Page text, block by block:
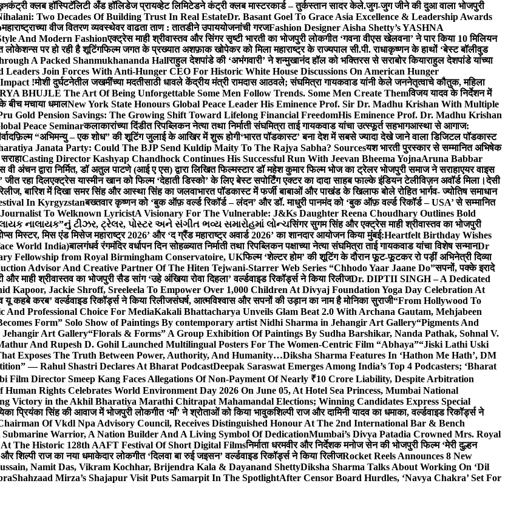
कंट्री क्लब हॉस्पिटॅलिटी अँड हॉलिडेज प्रायव्हेट लिमिटेडने कंट्री क्लब मास्टरकार्ड – तुर्कस्तान सादर केले.जुग-जुग जीने की दुआ वाला भोजपुरी
Two Decades Of Building Trust In Real EstateDr. Basant Goel To Grace Asia Excellence & Leadership Awards
महाराष्ट्राच्या वीज वितरण व्यवस्थेवर वाढता ताण : तातडीने उपाययोजनांची गरजFashion Designer Aisha Shetty’s YASHNA
And Modern Fashionएक्ट्रेस माही श्रीवास्तव और सिंगर सृष्टी भारती का भोजपुरी लोकगीत ‘गवना वीएस खेलवना’ ने पार किया 10 मिलियन
लोकेशन्स पर हो रही है शूटिंगफिल्म जगत के प्रख्यात अशफ़ाक खोपेकर को मिला महाराष्ट्र के राज्यपाल सी.पी. राधाकृष्णन के हाथों ‘बेस्ट बॉलीवुड
A Packed Shanmukhananda Hallराहुल देशपांडे की ‘अभंगवारी’ ने शन्मुखानंद हॉल को भक्तिरस से सराबोर कियाराहुल देशपांडे यांच्या
Leaders Join Forces With Anti-Hunger CEO For Historic White House Discussions On American Hunger
!मोशी दुर्घटनेतील जखमींच्या मदतीसाठी धावले केंद्रीय मंत्री रामदास आठवले; संघमित्रा गायकवाड यांनी केले जननेतृत्वाचे कौतुक, महिला
BHUJLE The Art Of Being Unforgettable Some Men Follow Trends. Some Men Create Themविजय यादव के निर्देशन में
बीच मचाया धमालNew York State Honours Global Peace Leader His Eminence Prof. Sir Dr. Madhu Krishan With Multiple
Gold Pension Savings: The Growing Shift Toward Lifelong Financial FreedomHis Eminence Prof. Dr. Madhu Krishan
Peace Seminarकलाकारांच्या दिंडीत रिपब्लिकन नेत्या तथा निर्माती संघमित्रा ताई गायकवाड यांचा उत्स्फूर्त सहभागआस्था से आगाज:
फ़िल्म “अभिमन्यु – एक शोध” की शूटिंग जुलाई के आखिर में शुरू होगी‘भारत पॉडकास्ट’ बना देश में सबसे ज्यादा देखे जाने वाला डिजिटल पॉडकास्ट
Janata Party: Could The BJP Send Kuldip Maity To The Rajya Sabha? Sourcesयश भारती पुरस्कार से सम्मानित अभिषेक
Casting Director Kashyap Chandhock Continues His Successful Run With Jeevan Bheema YojnaAruna Babbar
वी अंचन द्वारा निर्मित, डॉ अतुल पाटणे (आई ए एस) द्वारा लिखित फिल्मस्टार डॉ महेश कुमार फिल्म भोज का ट्रेलर भोजपुरी समाज ने सराहाएयर वाइस
जीत रहा दिलएक्ट्रेस यास्मीन खान को फिल्म ‘देहाती डिस्को’ के लिए बेस्ट सपोर्टिंग एक्टर का दादा साहब फाल्के इंडियन टेलीविज़न अवॉर्ड मिला।देसी
बारिश में दिखा समर सिंह और आस्था सिंह का जलवाभारत पॉडकास्ट में फर्जी बाबाओं और पाखंड के खिलाफ बोले रोहित भार्गव- ज्योतिष समाधान
In Kyrgyzstanबख्तवार कृष्णन को ‘बुक ऑफ़ वर्ल्ड रिकॉर्ड – लंदन’ और डॉ. माधुरी पानमंद को ‘बुक ऑफ़ वर्ल्ड रिकॉर्ड – USA’ से सम्मानित
To Welknown LyricistA Visionary For The Vulnerable: J&Ks Daughter Reena Choudhary Outlines Bold
નાલાયક”નું ટીઝર, ટ્રેલર, પોસ્ટર અને સંગીત ભવ્ય સમારોહમાં લોન્ચसिंगर सुगम सिंह और एक्ट्रेस माही श्रीवास्तव का भोजपुरी
मिस्टर, मिस एंड मिसेज महाराष्ट्र 2026’ और ‘द ग्रैंड महाराष्ट्र अवार्ड 2026’ का शानदार आयोजन किया मुंबई:Heartfelt Birthday Wishes
World India)बालगंधर्व रंगमंदिर वर्धापन दिन सोहळ्यात निर्माती तथा रिपब्लिकन पक्षाच्या नेत्या संघमित्रा ताई गायकवाड यांचा विशेष सन्मानDr
Fellowship from Royal Birmingham Conservatoire, UKफिल्म ‘शेल्टर होम’ की शूटिंग के दौरान फूट-फूटकर रो पड़ीं अभिनेत्री दिव्या
Advisor And Creative Partner Of The Hiten Tejwani-Starrer Web Series “Chhodo Yaar Jaane Do”सपनों, पक्के इरादे
और माही श्रीवास्तव का भोजपुरी सैड सांग ‘उहे अंखिया रोवा दिहला’ वर्ल्डवाइड रिकॉर्ड्स ने किया रिलीजDr. DIPTII SINGH – A Dedicated
Kapoor, Jackie Shroff, Sreeleela To Empower Over 1,000 Children At Divyaj Foundation Yoga Day Celebration At
यू कहबे करब’ वर्ल्डवाइड रिकॉर्ड्स ने किया रिलीजसंघर्ष, आत्मविश्वास और सपनों की उड़ान का नाम है मोनिका सुराजी“From Hollywood To
And Professional Choice For MediaKakali Bhattacharya Unveils Glam Beat 2.0 With Archana Gautam, Mehjabeen
Form” Solo Show of Paintings By contemporary artist Nidhi Sharma in Jehangir Art Gallery“Pigments And
Art Gallery“Florals & Forms” A Group Exhibition Of Paintings By Sudha Barshikar, Nanda Pathak, Sohnal V.
And Rupesh D. Gohil Launched Multilingual Posters For The Women-Centric Film “Abhaya”“Jiski Lathi Uski
Exposes The Truth Between Power, Authority, And Humanity…Diksha Sharma Features In ‘Hathon Me Hath’, DM
— Rahul Shastri Declares At Bharat PodcastDeepak Saraswat Emerges Among India’s Top 4 Podcasters; ‘Bharat
Film Director Smeep Kang Faces Allegations Of Non-Payment Of Nearly ₹10 Crore Liability, Despite Arbitration
Human Rights Celebrates World Environment Day 2026 On June 05, At Hotel Sea Princess, Mumbai National
Victory in the Akhil Bharatiya Marathi Chitrapat Mahamandal Elections; Winning Candidates Express Special
प्रियंका सिंह की आवाज में भोजपुरी लोकगीत ‘माँ’ ने श्रोताओं को किया भावुकशिल्पी राज और दामिनी यादव का धमाका, वर्ल्डवाइड रिकॉर्ड्स ने
Of Vkdl Npa Advisory Council, Receives Distinguished Honour At The 2nd International Bar & Bench
Warrior, A Nation Builder And A Living Symbol Of DedicationMumbai’s Divya Patadia Crowned Mrs. Royal
The Historic 128th AAFT Festival Of Short Digital Filmsनिर्माता धरमवीर और निर्देशक मनोज सेन की भोजपुरी फिल्म ‘मेरी दुल्हन
शिल्पी राज का नया धमाकेदार लोकगीत ‘दिलवा बा रुई जइसन’ वर्ल्डवाइड रिकॉर्ड्स ने किया रिलीजRocket Reels Announces 8 New
Namit Das, Vikram Kochhar, Brijendra Kala & Dayanand ShettyDiksha Sharma Talks About Working On ‘Dil
Shahzaad Mirza’s Shajapur Visit Puts Samarpit In The SpotlightAfter Censor Board Hurdles, ‘Navya Chakra’ Set For